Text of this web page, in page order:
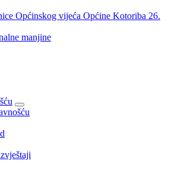
Općinskog vijeća Općine Kotoriba 26.
manjine